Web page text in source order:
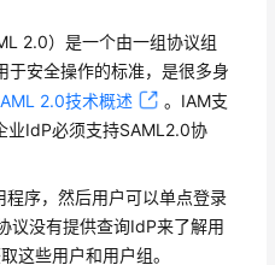
2.0）是一个由一组协议组
于安全操作的标准，是很多身
2.0技术概述
。IAM支
业IdP必须支持SAML2.0协
序，然后用户可以单点登录
议没有提供查询IdP来了解用
这些用户和用户组。